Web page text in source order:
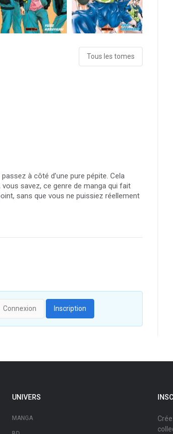
Tous les tomes
à côté d’une pure pépite. Cela
savez, ce genre de manga qui fait
sans que vous ne puissiez réellement
Connexion Inscription
UNIVERS
MANGA